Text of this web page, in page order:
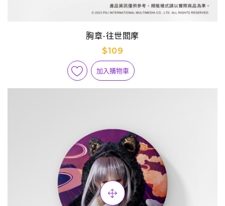
胸章-往世閻摩
$109
加入購物車